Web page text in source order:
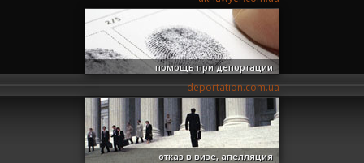
помощь при депортации
deportation.com.ua
отказ в визе, апелляция